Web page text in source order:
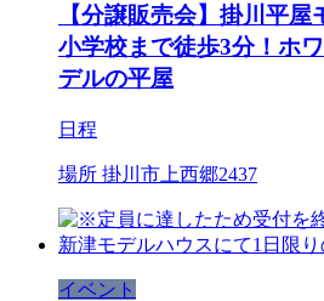
【分譲販売会】掛川平
小学校まで徒歩3分！ホ
デルの平屋
日程
場所 掛川市上西郷2437
イベント